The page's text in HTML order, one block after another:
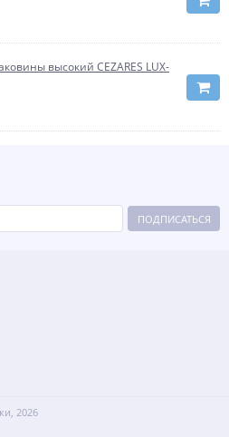
высокий CEZARES LUX-
ПОДПИСАТЬСЯ
2026